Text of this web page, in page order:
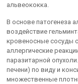
альвеококка.
В основе патогенеза
воздействие
кровеносные сосуды
аллергические
паразитарной
печени) по виду и
множественные